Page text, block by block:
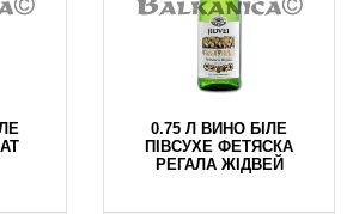
0.75 Л ВИНО БІЛЕ
ПІВСУХЕ ФЕТЯСКА
РЕГАЛА ЖІДВЕЙ